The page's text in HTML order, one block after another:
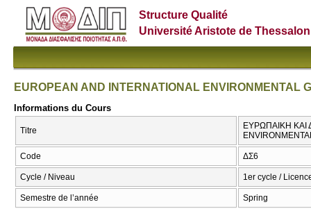
Structure Qualité
Université Aristote de
EUROPEAN AND INTERNATIONAL ENVIRONMENTAL
Informations du Cours
Titre
ΕΥΡΩΠΑΙΚΗ ΚΑΙ
Code ΔΣ6
Cycle / Niveau 1er cycle /
Semestre de l’année Spring